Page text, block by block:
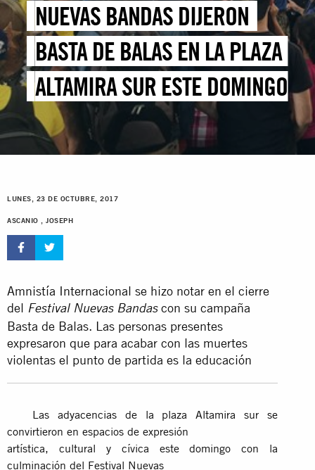
NUEVAS BANDAS DIJERON
BASTA DE BALAS EN LA PLAZA
ALTAMIRA SUR ESTE DOMINGO
LUNES, 23 DE OCTUBRE, 2017
ASCANIO , JOSEPH
Amnistía Internacional se hizo notar en el cierre
del Festival Nuevas Bandascon su campaña
Basta de Balas. Las personas presentes
expresaron que para acabar con las muertes
violentas el punto de partida es la educación
Las adyacencias de la plaza Altamira sur se
convirtieron en espacios de expresión
artística, cultural y cívica este domingo con la
culminación del Festival Nuevas